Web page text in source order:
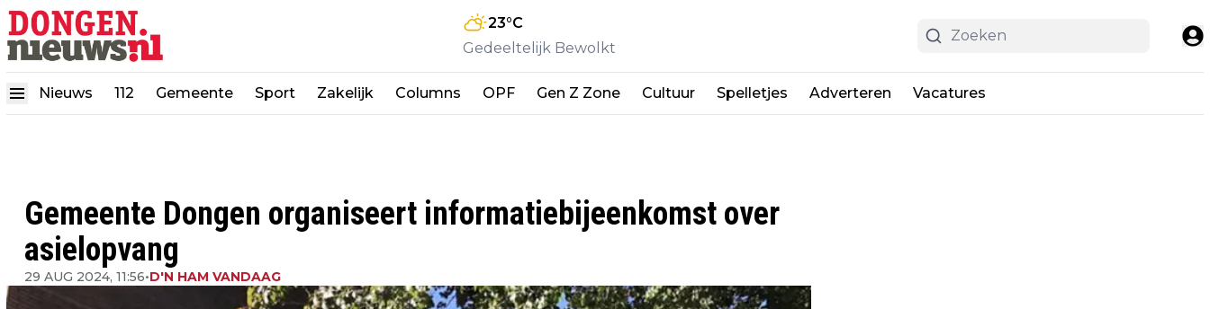
23°C
Gedeeltelijk Bewolkt
Nieuws 112 Gemeente Sport Zakelijk Columns OPF Gen Z Zone Cultuur Spelletjes Adverteren Vacatures
Gemeente Dongen organiseert informatiebijeenkomst over
asielopvang
29 AUG 2024, 11:56•D'N HAM VANDAAG